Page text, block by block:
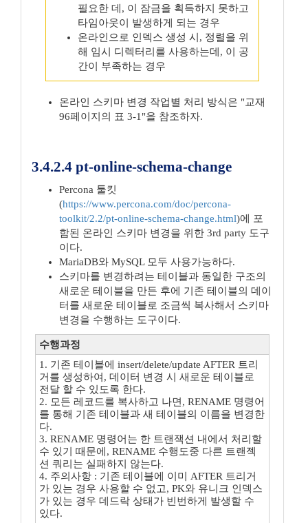
필요한 데, 이 잠금을 획득하지 못하고
타임아웃이 발생하게 되는 경우
온라인으로 인덱스 생성 시, 정렬을 위
해 임시 디렉터리를 사용하는데, 이 공
간이 부족하는 경우
온라인 스키마 변경 작업별 처리 방식은 "교재
96페이지의 표 3-1"을 참조하자.
3.4.2.4 pt-online-schema-change
Percona 툴킷
(https://www.percona.com/doc/percona-
toolkit/2.2/pt-online-schema-change.html)에 포
함된 온라인 스키마 변경을 위한 3rd party 도구
이다.
MariaDB와 MySQL 모두 사용가능하다.
스키마를 변경하려는 테이블과 동일한 구조의
새로운 테이블을 만든 후에 기존 테이블의 데이
터를 새로운 테이블로 조금씩 복사해서 스키마
변경을 수행하는 도구이다.
수행과정
1. 기존 테이블에 insert/delete/update AFTER 트리
거를 생성하여, 데이터 변경 시 새로운 테이블로
전달 할 수 있도록 한다.
2. 모든 레코드를 복사하고 나면, RENAME 명령어
를 통해 기존 테이블과 새 테이블의 이름을 변경한
다.
3. RENAME 명령어는 한 트랜잭션 내에서 처리할
수 있기 때문에, RENAME 수행도중 다른 트랜젝
션 쿼리는 실패하지 않는다.
4. 주의사항 : 기존 테이블에 이미 AFTER 트리거
가 있는 경우 사용할 수 없고, PK와 유니크 인덱스
가 있는 경우 데드락 상태가 빈번하게 발생할 수
있다.